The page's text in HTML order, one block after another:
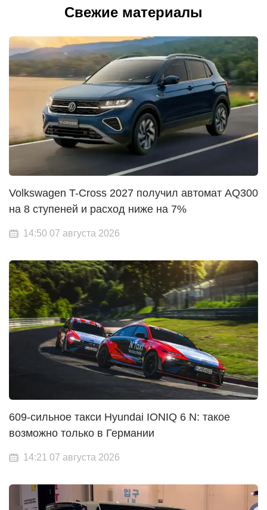
Свежие материалы
Volkswagen T-Cross 2027 получил автомат AQ300
на 8 ступеней и расход ниже на 7%
14:50 07 августа 2026
609-сильное такси Hyundai IONIQ 6 N: такое
возможно только в Германии
14:21 07 августа 2026